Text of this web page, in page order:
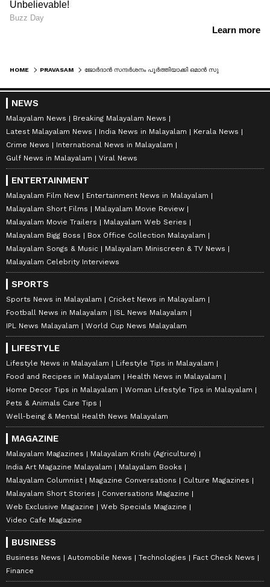
HOME PRAVASAM
NEWS
Malayalam News
Breaking Malayalam News
Latest Malayalam News
India News in Malayalam
Kerala News
Crime News
International News in Malayalam
Gulf News in Malayalam
Viral News
ENTERTAINMENT
Malayalam Film New
Entertainment News in Malayalam
Malayalam Short Films
Malayalam Movie Review
Malayalam Movie Trailers
Malayalam Web Series
Malayalam Bigg Boss
Box Office Collection Malayalam
Malayalam Songs & Music
Malayalam Miniscreen & TV News
Malayalam Celebrity Interviews
SPORTS
Sports News in Malayalam
Cricket News in Malayalam
Football News in Malayalam
ISL News Malayalam
IPL News Malayalam
World Cup News Malayalam
LIFESTYLE
Lifestyle News in Malayalam
Lifestyle Tips in Malayalam
Food and Recipes in Malayalam
Health News in Malayalam
Home Decor Tips in Malayalam
Woman Lifestyle Tips in Malayalam
Pets & Animals Care Tips
Well-being & Mental Health News Malayalam
MAGAZINE
Malayalam Magazines
Malayalam Krishi (Agriculture)
India Art Magazine Malayalam
Malayalam Books
Malayalam Columnist
Magazine Conversations
Culture Magazines
Malayalam Short Stories
Conversations Magazine
Web Exclusive Magazine
Web Specials Magazine
Video Cafe Magazine
BUSINESS
Business News Automobile News Technologies
Fact Check News
Finance